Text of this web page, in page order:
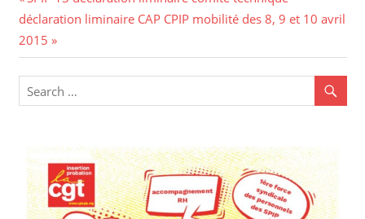
de
l’article
Post:
Next
Post:
déclaration liminaire CAP CPIP mobilité des 8, 9 et 10 avril
2015